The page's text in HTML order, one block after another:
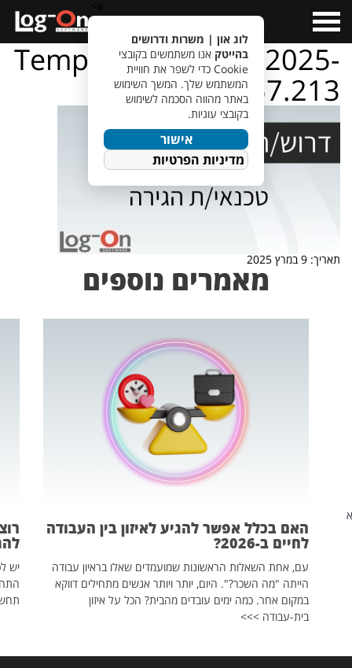
Menu
TempletJobsWeb – 2025-
03-09T112357.213
תאריך: 9 במרץ 2025
מאמרים נוספים
האם בכלל אפשר להגיע לאיזון בין העבודה
לחיים ב-2026?
עם, אחת השאלות הראשונות שמועמדים שאלו בראיון עבודה
הייתה "מה השכר?". היום, יותר ויותר אנשים מתחילים דווקא
במקום אחר. כמה ימים עובדים מהבית? הכל על איזון
בית-עבודה >>>
יש
לוג און | משרות ודרושים
בהייטק אנו משתמשים בקובצי
Cookie כדי לשפר את חוויית
המשתמש שלך. המשך השימוש
באתר מהווה הסכמה לשימוש
בקובצי עוגיות.
אישור
מדיניות הפרטיות